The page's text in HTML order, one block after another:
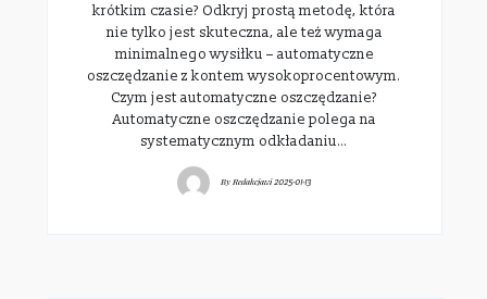
krótkim czasie? Odkryj prostą metodę, która
nie tylko jest skuteczna, ale też wymaga
minimalnego wysiłku – automatyczne
oszczędzanie z kontem wysokoprocentowym.
Czym jest automatyczne oszczędzanie?
Automatyczne oszczędzanie polega na
systematycznym odkładaniu…
ByRedakcjawi 2025-01-13